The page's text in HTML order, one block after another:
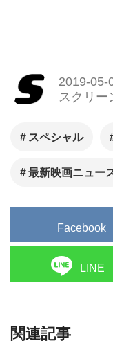
2019-05-
スクリー
スペシャル
最新映画ニュー
Facebook
LINE
関連記事